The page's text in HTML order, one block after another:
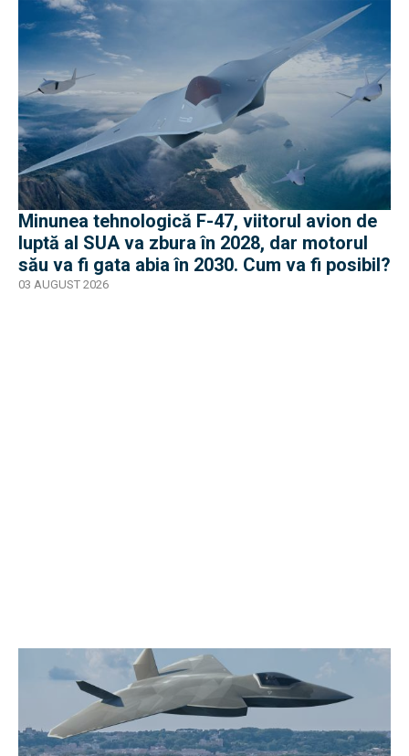
Minunea tehnologică F-47, viitorul avion de
luptă al SUA va zbura în 2028, dar motorul
său va fi gata abia în 2030. Cum va fi posibil?
03 AUGUST 2026